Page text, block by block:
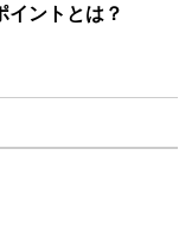
イントとは？